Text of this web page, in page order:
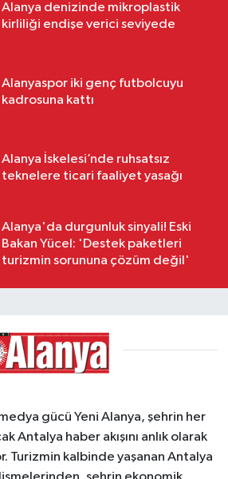
Alanya denizinde mikroplastik
kirliliği endişe verici seviyede
Alanyaspor iki genç futbolcuyu
kadrosuna kattı
Alanya İskelesi’nde ruhsatsız
teknelere ticari faaliyet yasağı
Alanya'da durgunluk sinyali! Eski
Bakan Yücel: 'Destek paketleri
turizmin sorununa çözüm değil'
gücü Yeni Alanya, şehrin her
Antalya haber akışını anlık olarak
Turizmin kalbinde yaşanan Antalya